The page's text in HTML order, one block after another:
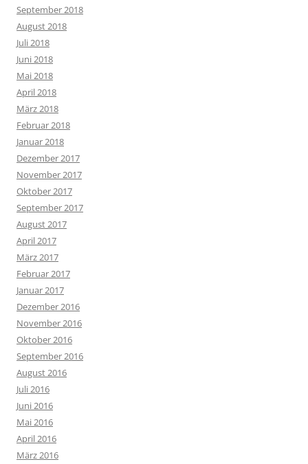
September 2018
August 2018
Juli 2018
Juni 2018
Mai 2018
April 2018
März 2018
Februar 2018
Januar 2018
Dezember 2017
November 2017
Oktober 2017
September 2017
August 2017
April 2017
März 2017
Februar 2017
Januar 2017
Dezember 2016
November 2016
Oktober 2016
September 2016
August 2016
Juli 2016
Juni 2016
Mai 2016
April 2016
März 2016